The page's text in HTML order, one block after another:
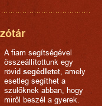
A fiam segítségével
összeállítottunk egy
rövid segédletet, amely
esetleg segíthet a
szülőknek abban, hogy
miről beszél a gyerek.